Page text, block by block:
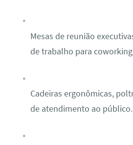
Mesas de reunião
de trabalho para
Cadeiras ergonômicas,
de atendimento ao público.